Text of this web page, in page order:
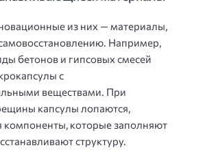
из них — материалы,
Например,
бетонов и гипсовых смесей
с
веществами. При
капсулы лопаются,
компоненты, которые заполняют
структуру.